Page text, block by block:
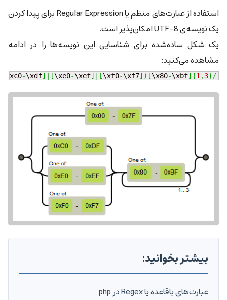
استفاده از عبارت‌های منظم یا Regular Expression برای پیدا کردن
یک نویسه‌ی UTF-8 امکان‌پذیر است.
یک شکل ساده‌شده برای شناسایی این نویسه‌ها را در ادامه
مشاهده می‌کنید:
\xc0-\xdf] [\xe0-\xef] [\xf0-\xf7] ) [\x80-\xbf] {1 ,3}/
بیشتر بخوانید:
عبارت‌های باقاعده یا Regex در php